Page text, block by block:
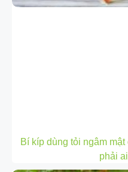
Bí kíp dùng tỏi ngâm
phải